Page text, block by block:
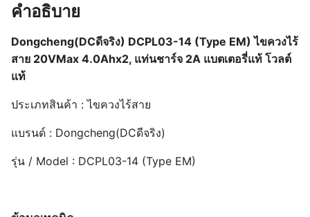
คำอธิบาย
Dongcheng(DCดีจริง) DCPL03-14 (Type EM) ไขควงไร้
สาย 20VMax 4.0Ahx2, แท่นชาร์จ 2A แบตเตอรี่แท้ โวลต์
แท้
ประเภทสินค้า : ไขควงไร้สาย
แบรนด์ : Dongcheng(DCดีจริง)
รุ่น / Model : DCPL03-14 (Type EM)